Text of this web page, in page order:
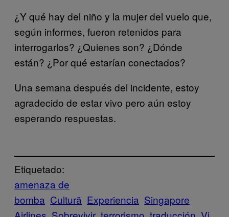
¿Y qué hay del niño y la mujer del vuelo que,
según informes, fueron retenidos para
interrogarlos? ¿Quienes son? ¿Dónde
están? ¿Por qué estarían conectados?
Una semana después del incidente, estoy
agradecido de estar vivo pero aún estoy
esperando respuestas.
Etiquetado:
amenaza de
bomba Cultură Experiencia Singapore